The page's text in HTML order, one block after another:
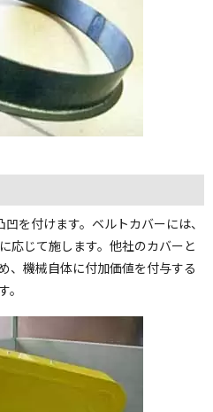
を付けます。ベルトカバーには、
応じて施します。他社のカバーと
、機械自体に付加価値を付与する